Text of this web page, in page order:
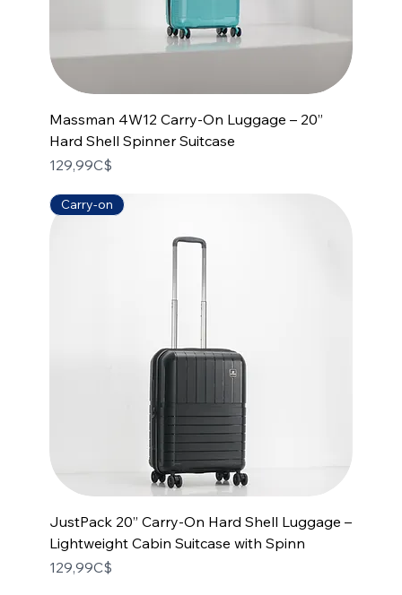
Massman 4W12 Carry-On Luggage – 20”
Hard Shell Spinner Suitcase
Price
129,99C$
Carry-on
JustPack 20” Carry-On Hard Shell Luggage –
Lightweight Cabin Suitcase with Spinn
Price
129,99C$